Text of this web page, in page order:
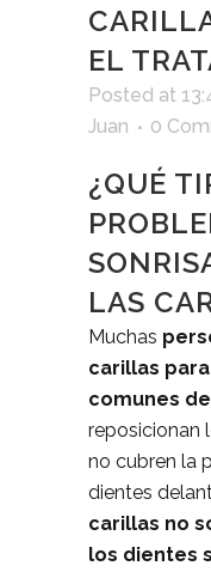
EL
Posted at
Juan
0
¿QUÉ
LAS
Muchas
carillas
comunes
reposicionan
no cubren la
dientes
carillas no
los dientes